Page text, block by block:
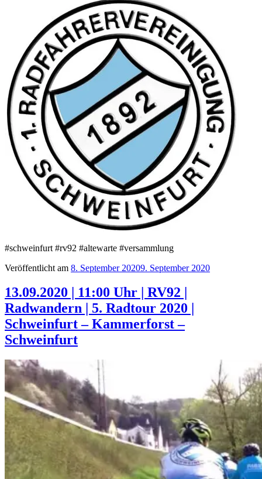
#schweinfurt #rv92 #altewarte #versammlung
Veröffentlicht am 8. September 20209. September 2020
13.09.2020 | 11:00 Uhr | RV92 |
Radwandern | 5. Radtour 2020 |
Schweinfurt – Kammerforst –
Schweinfurt